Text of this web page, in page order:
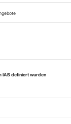
Auf
den